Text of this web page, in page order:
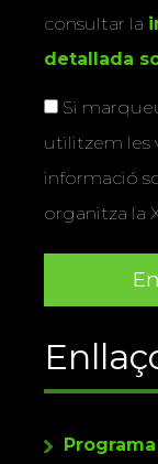
consultar la
detallada
Si
utilitzem les
informació
organitza la